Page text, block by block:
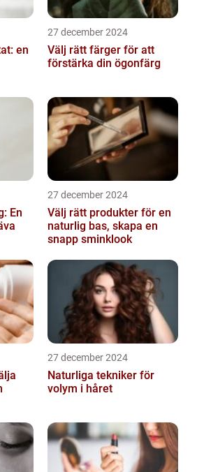
en
27 december 2024
Välj rätt färger för att
förstärka din ögonfärg
En
27 december 2024
Välj rätt produkter för en
naturlig bas, skapa en
snapp sminklook
27 december 2024
Naturliga tekniker för
volym i håret